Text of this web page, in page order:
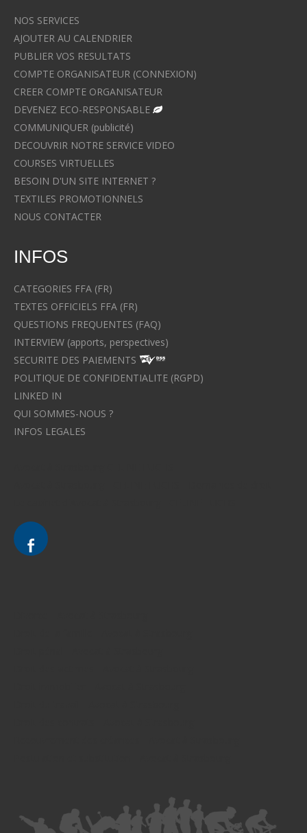
NOS SERVICES
AJOUTER AU CALENDRIER
PUBLIER VOS RESULTATS
COMPTE ORGANISATEUR (CONNEXION)
CREER COMPTE ORGANISATEUR
DEVENEZ ECO-RESPONSABLE
COMMUNIQUER (publicité)
DECOUVRIR NOTRE SERVICE VIDEO
COURSES VIRTUELLES
BESOIN D'UN SITE INTERNET ?
TEXTILES PROMOTIONNELS
NOUS CONTACTER
INFOS
CATEGORIES FFA (FR)
TEXTES OFFICIELS FFA (FR)
QUESTIONS FREQUENTES (FAQ)
INTERVIEW (apports, perspectives)
SECURITE DES PAIEMENTS
POLITIQUE DE CONFIDENTIALITE (RGPD)
LINKED IN
QUI SOMMES-NOUS ?
INFOS LEGALES